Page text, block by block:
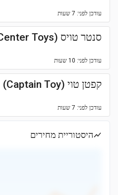
עודכן לפני: 7 שעות
סנטר טויס (Center Toys)
עודכן לפני: 10 שעות
קפטן טוי (Captain Toy)
עודכן לפני: 7 שעות
היסטוריית מחירים